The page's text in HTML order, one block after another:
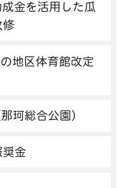
金を活用した瓜
修
地区体育館改定
珂総合公園)
奨金